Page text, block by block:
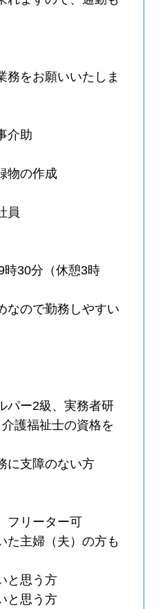
務をお願いいたしま
介助
物の作成
員
時30分（休憩3時
なので勤務しやすい
パー2級、実務者研
護福祉士の資格を
に支障のない方
フリーター可
た主婦（夫）の方も
と思う方
と思う方